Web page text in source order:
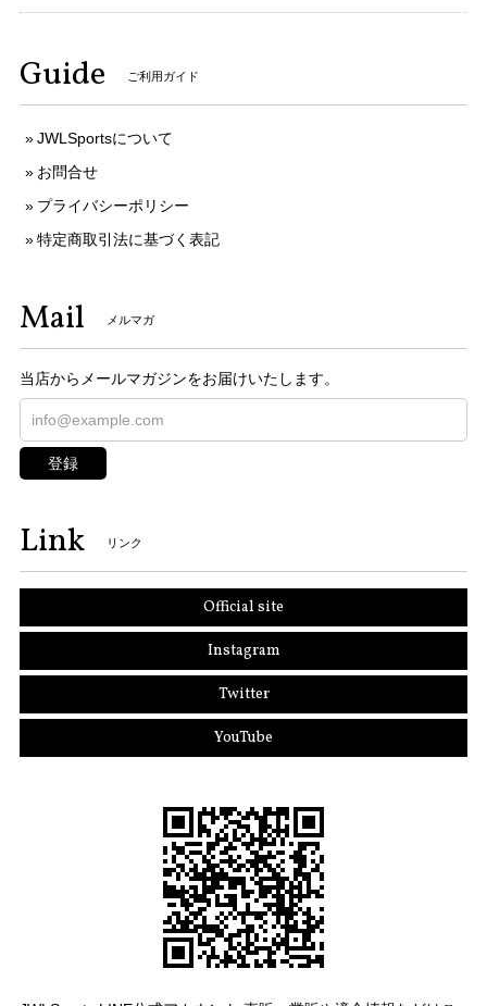
Guide ご利用ガイド
JWLSportsについて
お問合せ
プライバシーポリシー
特定商取引法に基づく表記
Mail メルマガ
当店からメールマガジンをお届けいたします。
登録
Link リンク
Official site
Instagram
Twitter
YouTube